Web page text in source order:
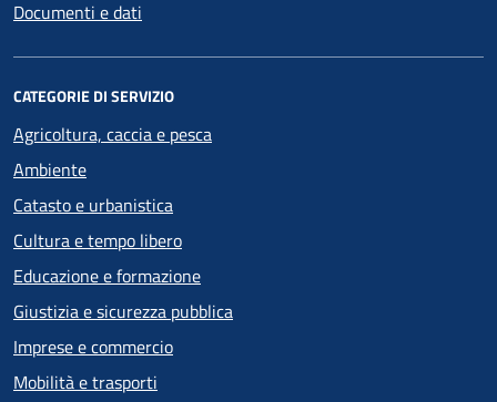
Documenti e dati
CATEGORIE DI SERVIZIO
Agricoltura, caccia e pesca
Ambiente
Catasto e urbanistica
Cultura e tempo libero
Educazione e formazione
Giustizia e sicurezza pubblica
Imprese e commercio
Mobilità e trasporti